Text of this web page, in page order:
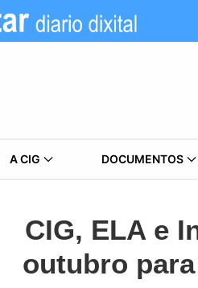
A CIG DOCUMENTOS
CIG, ELA e
outubro